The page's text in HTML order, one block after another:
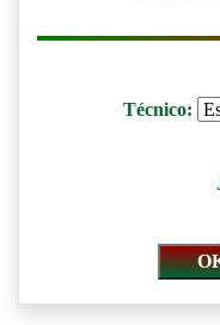
Técnico: